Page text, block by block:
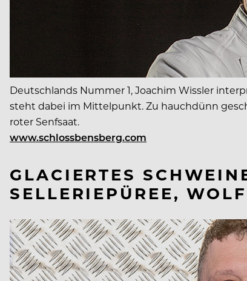
Deutschlands Nummer 1, Joachim Wissler
steht dabei im Mittelpunkt. Zu hauchdünn
roter Senfsaat.
www.schlossbensberg.com
GLACIERTES
SELLERIEPÜREE,